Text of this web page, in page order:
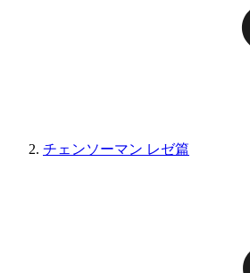
チェンソーマン レゼ篇